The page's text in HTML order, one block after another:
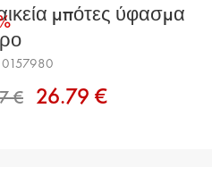
μπότες ύφασμα
26.79 €